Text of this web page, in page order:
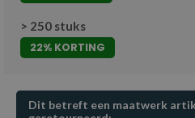
> 250 stuks
22% KORTING
Dit betreft een maatwerk